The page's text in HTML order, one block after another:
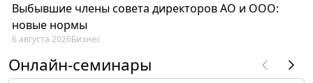
Выбывшие члены совета директоров АО и ООО:
новые нормы
6 августа 2026Бизнес
Онлайн-семинары